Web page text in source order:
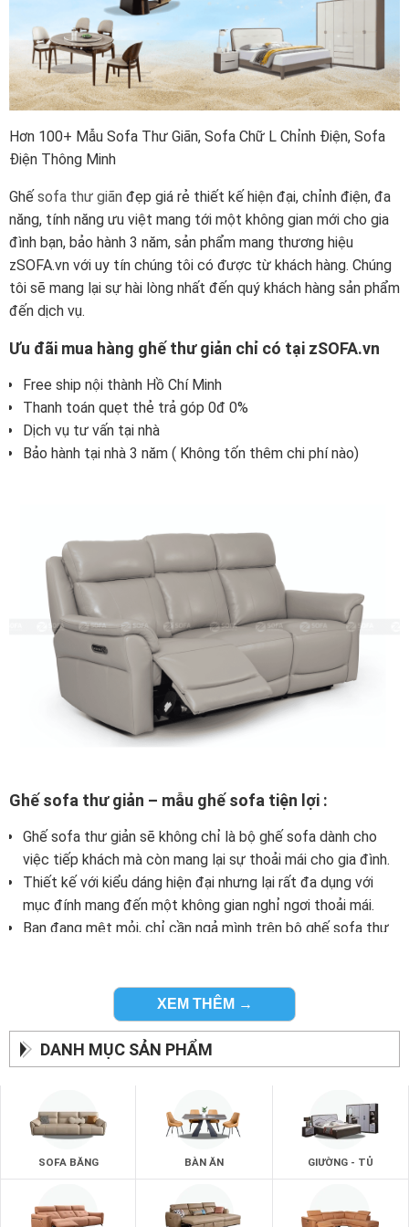
Hơn 100+ Mẫu Sofa Thư Giãn, Sofa Chữ L Chỉnh Điện, Sofa
Điện Thông Minh
Ghế sofa thư giãn đẹp giá rẻ thiết kế hiện đại, chỉnh điện, đa
năng, tính năng ưu việt mang tới một không gian mới cho gia
đình bạn, bảo hành 3 năm, sản phẩm mang thương hiệu
zSOFA.vn với uy tín chúng tôi có được từ khách hàng. Chúng
tôi sẽ mang lại sự hài lòng nhất đến quý khách hàng sản phẩm
đến dịch vụ.
Ưu đãi mua hàng ghế thư giản chỉ có tại zSOFA.vn
Free ship nội thành Hồ Chí Minh
Thanh toán quẹt thẻ trả góp 0đ 0%
Dịch vụ tư vấn tại nhà
Bảo hành tại nhà 3 năm ( Không tốn thêm chi phí nào)
Ghế sofa thư giản – mẫu ghế sofa tiện lợi :
Ghế sofa thư giản sẽ không chỉ là bộ ghế sofa dành cho
việc tiếp khách mà còn mang lại sự thoải mái cho gia đình.
Thiết kế với kiểu dáng hiện đại nhưng lại rất đa dụng với
mục đính mang đến một không gian nghỉ ngơi thoải mái.
Bạn đang mệt mỏi, chỉ cần ngả mình trên bộ ghế sofa thư
XEM THÊM →
DANH MỤC SẢN PHẨM
SOFA BĂNG BÀN ĂN GIƯỜNG - TỦ